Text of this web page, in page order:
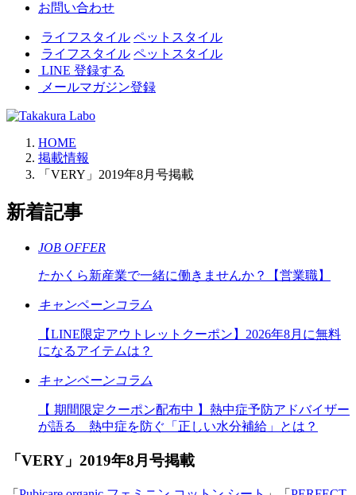
お問い合わせ
ライフスタイル ペットスタイル
ライフスタイル ペットスタイル
LINE 登録する
メールマガジン登録
HOME
掲載情報
「VERY」2019年8月号掲載
新着記事
JOB OFFER
たかくら新産業で一緒に働きませんか？【営業職】
キャンペーンコラム
【LINE限定アウトレットクーポン】2026年8月に無料
になるアイテムは？
キャンペーンコラム
【 期間限定クーポン配布中 】熱中症予防アドバイザー
が語る 熱中症を防ぐ「正しい水分補給」とは？
「VERY」2019年8月号掲載